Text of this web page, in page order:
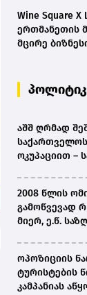
Wine Square X
ერთმანეთის
მცირე
აშშ ღრმად
ოკუპაციით –
2008 წლის
გამოწვევად
მიერ, ე.წ.
ენაზე
სახალხო
ოპოზიციის
ტურისტების
კამპანიას